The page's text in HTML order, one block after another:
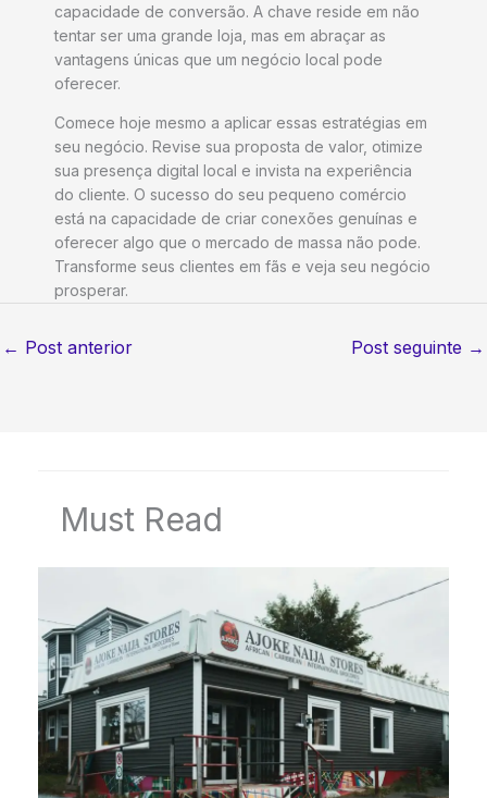
capacidade de conversão. A chave reside em não
tentar ser uma grande loja, mas em abraçar as
vantagens únicas que um negócio local pode
oferecer.
Comece hoje mesmo a aplicar essas estratégias em
seu negócio. Revise sua proposta de valor, otimize
sua presença digital local e invista na experiência
do cliente. O sucesso do seu pequeno comércio
está na capacidade de criar conexões genuínas e
oferecer algo que o mercado de massa não pode.
Transforme seus clientes em fãs e veja seu negócio
prosperar.
← Post anterior Post seguinte →
Must Read